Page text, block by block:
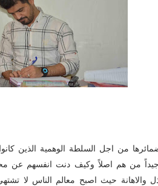
من اجل السلطة الوهمية الذين
جيداً من هم اصلاً وكيف دنت انفسهم عن
والاهانة حيث اصبح معالم الناس لا